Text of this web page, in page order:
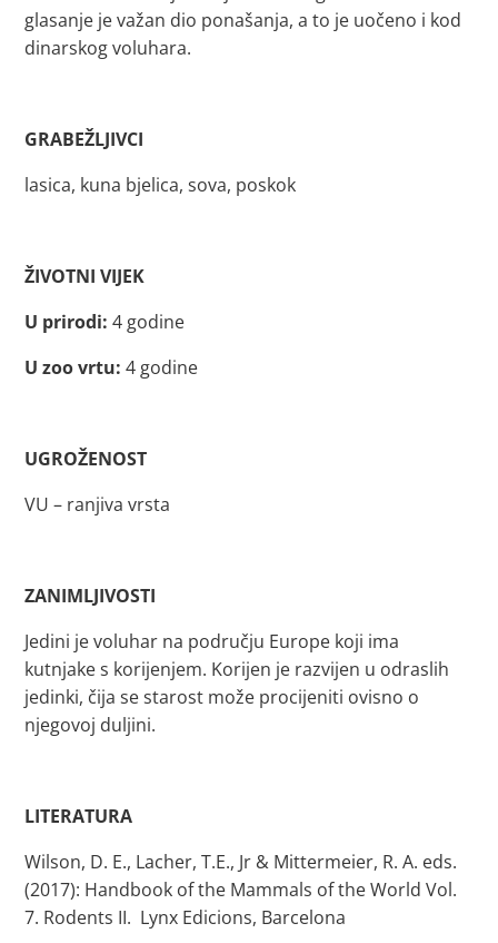
glasanje je važan dio ponašanja, a to je uočeno i kod
dinarskog voluhara.
GRABEŽLJIVCI
lasica, kuna bjelica, sova, poskok
ŽIVOTNI VIJEK
U prirodi: 4 godine
U zoo vrtu: 4 godine
UGROŽENOST
VU – ranjiva vrsta
ZANIMLJIVOSTI
Jedini je voluhar na području Europe koji ima
kutnjake s korijenjem. Korijen je razvijen u odraslih
jedinki, čija se starost može procijeniti ovisno o
njegovoj duljini.
LITERATURA
Wilson, D. E., Lacher, T.E., Jr & Mittermeier, R. A. eds.
(2017): Handbook of the Mammals of the World Vol.
7. Rodents II. Lynx Edicions, Barcelona